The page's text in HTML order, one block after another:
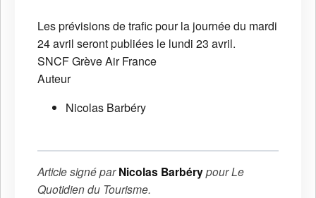
Les prévisions de trafic pour la journée du mardi
24 avril seront publiées le lundi 23 avril.
SNCFGrèveAir France
Auteur
Nicolas Barbéry
Article signé parNicolas BarbérypourLe
Quotidien du Tourisme.